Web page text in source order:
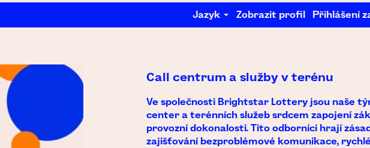
Jazyk Zobrazit profil Přihlášení
Call centrum a služby v terénu
Ve společnosti Brightstar Lottery jsou naše
center a terénních služeb srdcem zapojení
provozní dokonalosti. Tito odborníci hrají
zajišťování bezproblémové komunikace,